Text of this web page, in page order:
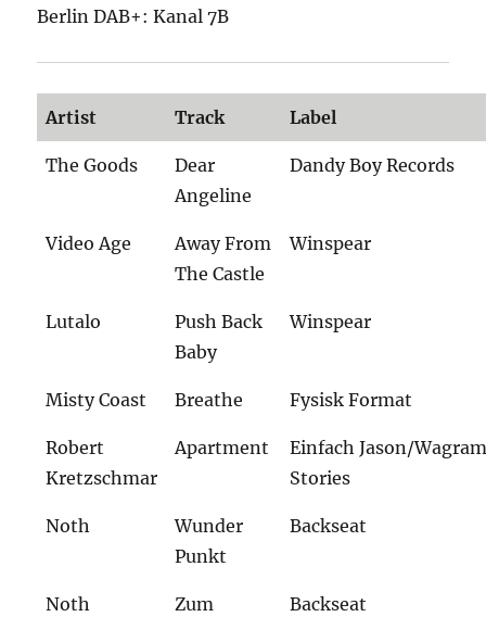
Berlin DAB+: Kanal 7B
Artist Track Label
The Goods
Dear
Angeline
Dandy Boy Records
Video Age
Away From
The Castle
Winspear
Lutalo
Push Back
Baby
Winspear
Misty Coast Breathe Fysisk Format
Robert
Kretzschmar
Apartment
Einfach Jason/
Stories
Noth
Wunder
Punkt
Backseat
Noth
Zum
Backseat